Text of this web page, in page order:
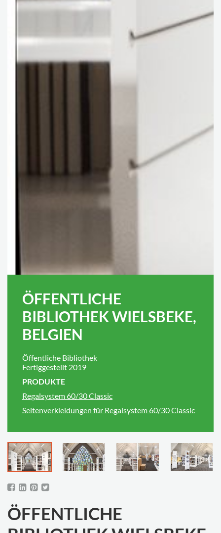
ÖFFENTLICHE
BIBLIOTHEK WIELSBEKE,
BELGIEN
Öffentliche Bibliothek
Fertiggestellt 2019
PRODUKTE
Regalsystem 60/30 Classic
Seitenverkleidungen für Regalsystem 60/30 Classic
ÖFFENTLICHE